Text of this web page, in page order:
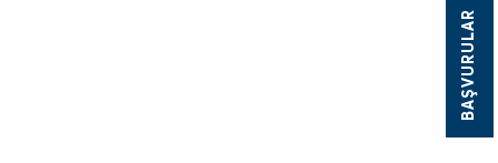
BAŞVURULAR